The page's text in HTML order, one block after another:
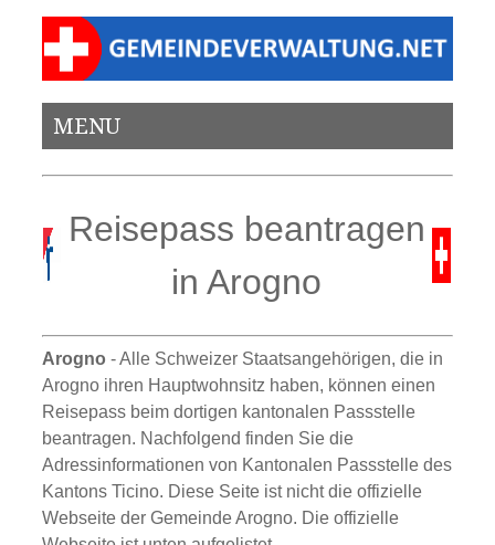
MENU
Reisepass beantragen
in Arogno
Arogno - Alle Schweizer Staatsangehörigen, die in
Arogno ihren Hauptwohnsitz haben, können einen
Reisepass beim dortigen kantonalen Passstelle
beantragen. Nachfolgend finden Sie die
Adressinformationen von Kantonalen Passstelle des
Kantons Ticino. Diese Seite ist nicht die offizielle
Webseite der Gemeinde Arogno. Die offizielle